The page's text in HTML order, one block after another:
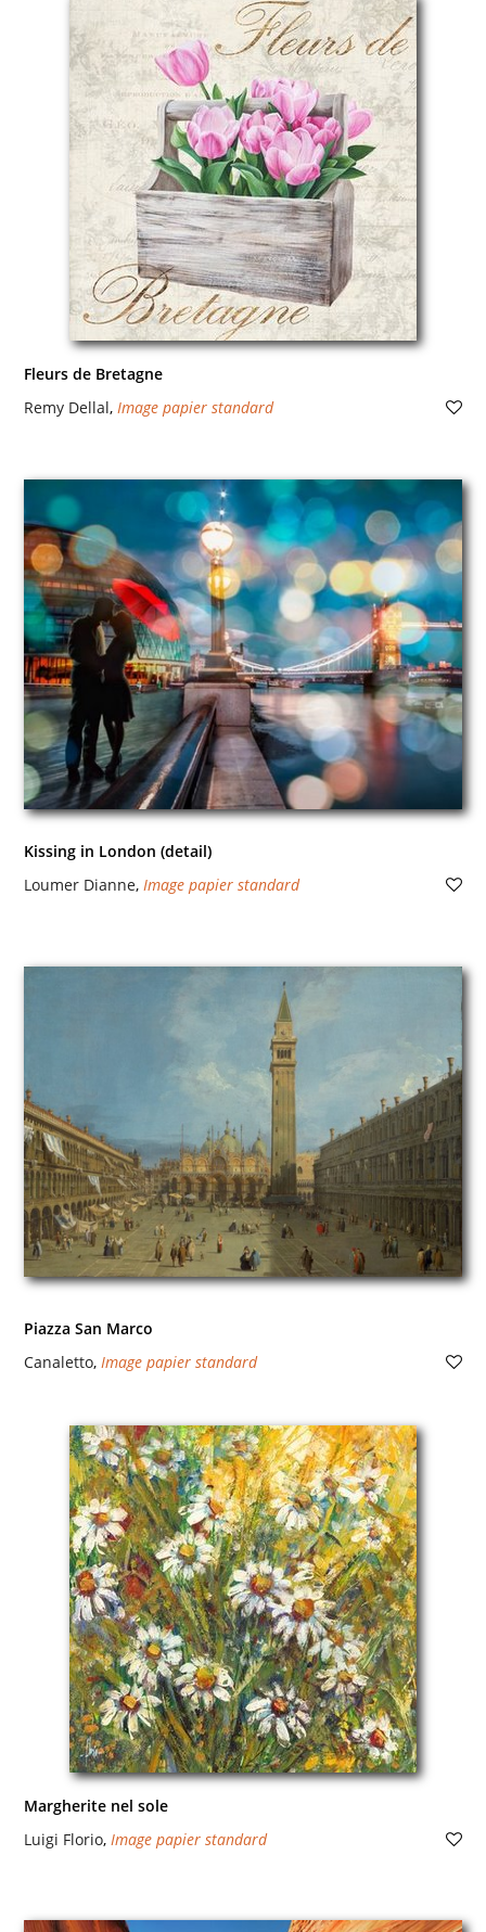
Fleurs de Bretagne
Remy Dellal, Image papier standard
Kissing in London (detail)
Loumer Dianne, Image papier standard
Piazza San Marco
Canaletto, Image papier standard
Margherite nel sole
Luigi Florio, Image papier standard